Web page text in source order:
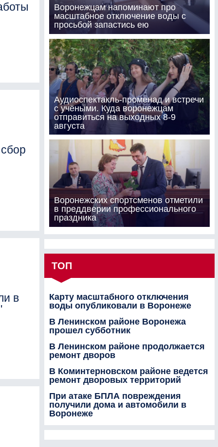
в
Воронежцам напоминают про
масштабное отключение воды с
просьбой запастись ею
Аудиоспектакль-променад и встречи
с учёными. Куда воронежцам
отправиться на выходных 8-9
августа
Воронежских спортсменов отметили
в преддверии профессионального
праздника
ТОП
Карту масштабного отключения
воды опубликовали в Воронеже
В Ленинском районе Воронежа
прошел субботник
В Ленинском районе продолжается
ремонт дворов
В Коминтерновском районе ведется
ремонт дворовых территорий
При атаке БПЛА повреждения
получили дома и автомобили в
Воронеже